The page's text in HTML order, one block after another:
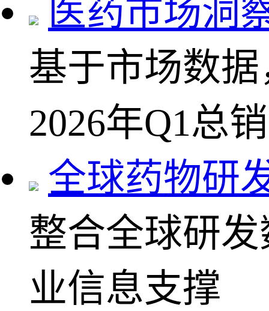
医药市场洞
基于市场数
2026年Q1总
全球药物研
整合全球研
业信息支撑